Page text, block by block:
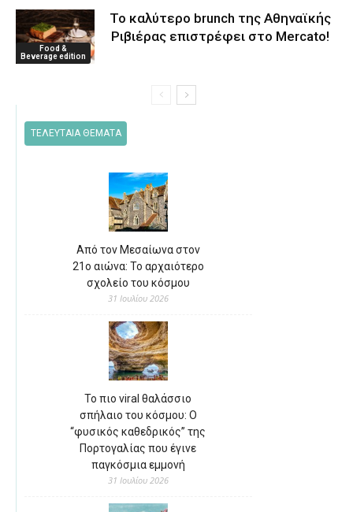
Food &
Beverage edition
Το καλύτερο brunch της Αθηναϊκής
Ριβιέρας επιστρέφει στο Mercato!
ΤΕΛΕΥΤΑΙΑ ΘΕΜΑΤΑ
Από τον Μεσαίωνα στον
21ο αιώνα: Το αρχαιότερο
σχολείο του κόσμου
31 Ιουλίου 2026
Το πιο viral θαλάσσιο
σπήλαιο του κόσμου: Ο
“φυσικός καθεδρικός” της
Πορτογαλίας που έγινε
παγκόσμια εμμονή
31 Ιουλίου 2026